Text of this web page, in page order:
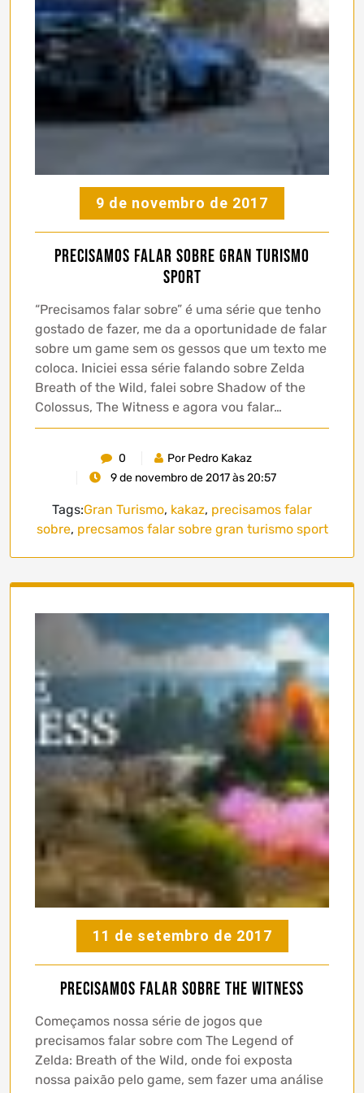
9 de novembro de 2017
Precisamos falar sobre Gran Turismo
Sport
“Precisamos falar sobre” é uma série que tenho
gostado de fazer, me da a oportunidade de falar
sobre um game sem os gessos que um texto me
coloca. Iniciei essa série falando sobre Zelda
Breath of the Wild, falei sobre Shadow of the
Colossus, The Witness e agora vou falar…
0
Por Pedro Kakaz
9 de novembro de 2017 às 20:57
Tags:Gran Turismo, kakaz, precisamos falar
sobre, precsamos falar sobre gran turismo sport
11 de setembro de 2017
Precisamos falar sobre The Witness
Começamos nossa série de jogos que
precisamos falar sobre com The Legend of
Zelda: Breath of the Wild, onde foi exposta
nossa paixão pelo game, sem fazer uma análise